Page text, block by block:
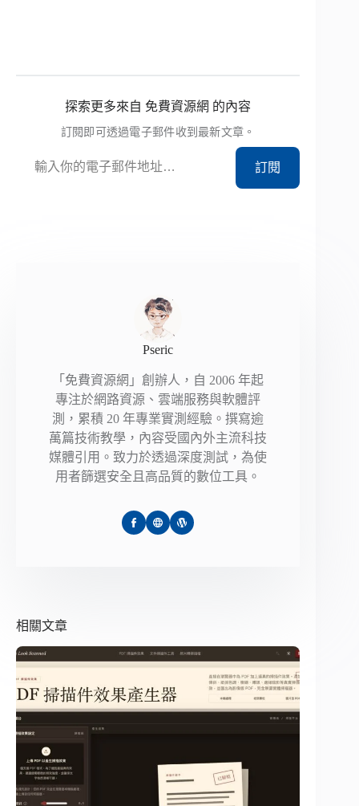
探索更多來自 免費資源網 的內容
訂閱即可透過電子郵件收到最新文章。
訂閱
Pseric
「免費資源網」創辦人，自 2006 年起
專注於網路資源、雲端服務與軟體評
測，累積 20 年專業實測經驗。撰寫逾
萬篇技術教學，內容受國內外主流科技
媒體引用。致力於透過深度測試，為使
用者篩選安全且高品質的數位工具。
相關文章